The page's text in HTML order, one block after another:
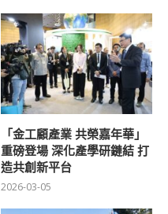
「金工顧產業 共榮嘉年華」
重磅登場 深化產學研鏈結 打
造共創新平台
2026-03-05